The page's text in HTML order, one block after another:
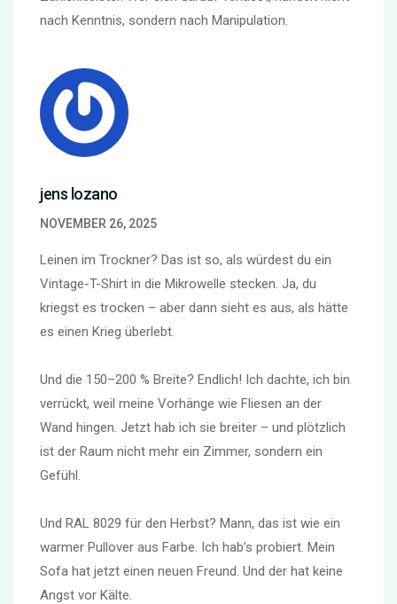
nach Kenntnis, sondern nach Manipulation.
jens lozano
NOVEMBER 26, 2025
Leinen im Trockner? Das ist so, als würdest du ein
Vintage-T-Shirt in die Mikrowelle stecken. Ja, du
kriegst es trocken – aber dann sieht es aus, als hätte
es einen Krieg überlebt.
Und die 150–200 % Breite? Endlich! Ich dachte, ich bin
verrückt, weil meine Vorhänge wie Fliesen an der
Wand hingen. Jetzt hab ich sie breiter – und plötzlich
ist der Raum nicht mehr ein Zimmer, sondern ein
Gefühl.
Und RAL 8029 für den Herbst? Mann, das ist wie ein
warmer Pullover aus Farbe. Ich hab’s probiert. Mein
Sofa hat jetzt einen neuen Freund. Und der hat keine
Angst vor Kälte.